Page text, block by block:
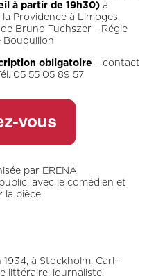
à partir de 19h30) à
la Providence à Limoges.
Bruno Tuchszer - Régie
Bouquillon
obligatoire – contact
05 55 05 89 57
par ERENA
avec le comédien et
la pièce
à Stockholm, Carl-
littéraire, journaliste,